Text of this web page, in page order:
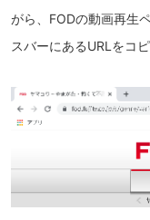
がら、FODの動画再生
スバーにあるURLをコピ